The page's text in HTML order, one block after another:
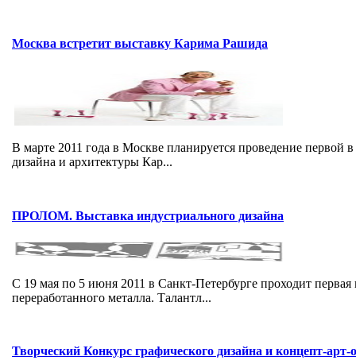
Москва встретит выставку Карима Рашида
В марте 2011 года в Москве планируется проведение
дизайна и архитектуры Кар...
ПРОЛОМ. Выставка индустриального дизайна
С 19 мая по 5 июня 2011 в Санкт-Петербурге проходит
переработанного металла. Талантл...
Творческий Конкурс графического дизайна и концепт-арт-